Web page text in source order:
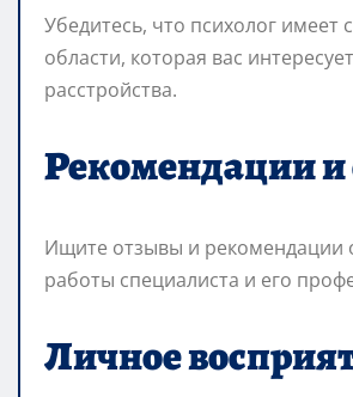
Убедитесь, что психолог
области, которая вас
расстройства.
Рекомендации
Ищите отзывы и рекомендации
работы специалиста и его
Личное